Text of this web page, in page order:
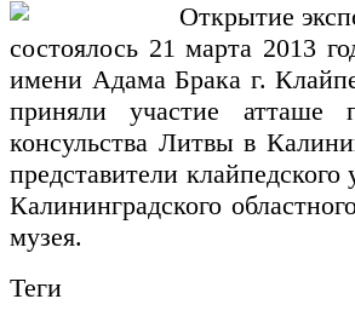
Открытие
состоялось 21 марта 2013
имени Адама Брака г.
приняли участие атташе
консульства Литвы в
представители
Калининградского
музея.
Теги